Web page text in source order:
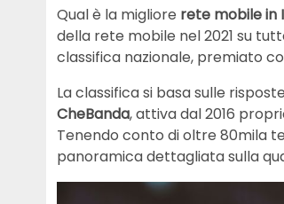
Qual è la migliore rete mobile in
della rete mobile nel 2021 su
classifica nazionale, premiato
La classifica si basa sulle
CheBanda, attiva dal 2016
Tenendo conto di oltre 80mila
panoramica dettagliata sulla